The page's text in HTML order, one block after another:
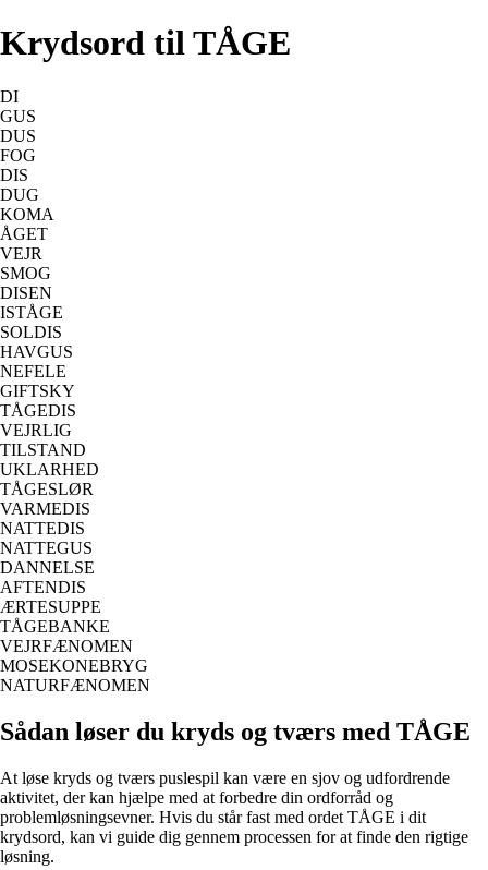
Krydsord til TÅGE
DI
GUS
DUS
FOG
DIS
DUG
KOMA
ÅGET
VEJR
SMOG
DISEN
ISTÅGE
SOLDIS
HAVGUS
NEFELE
GIFTSKY
TÅGEDIS
VEJRLIG
TILSTAND
UKLARHED
TÅGESLØR
VARMEDIS
NATTEDIS
NATTEGUS
DANNELSE
AFTENDIS
ÆRTESUPPE
TÅGEBANKE
VEJRFÆNOMEN
MOSEKONEBRYG
NATURFÆNOMEN
Sådan løser du kryds og tværs med TÅGE
At løse kryds og tværs puslespil kan være en sjov og udfordrende
aktivitet, der kan hjælpe med at forbedre din ordforråd og
problemløsningsevner. Hvis du står fast med ordet TÅGE i dit
krydsord, kan vi guide dig gennem processen for at finde den rigtige
løsning.